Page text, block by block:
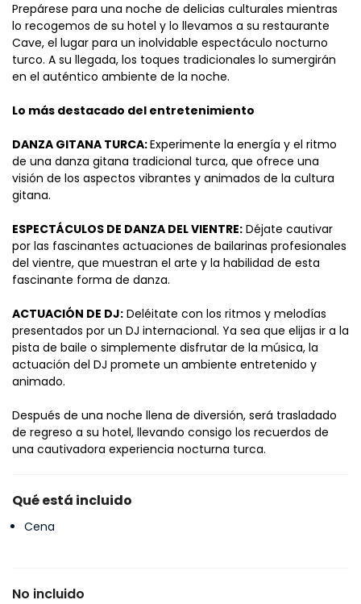
Prepárese para una noche de delicias culturales mientras
lo recogemos de su hotel y lo llevamos a su restaurante
Cave, el lugar para un inolvidable espectáculo nocturno
turco. A su llegada, los toques tradicionales lo sumergirán
en el auténtico ambiente de la noche.
Lo más destacado del entretenimiento
DANZA GITANA TURCA: Experimente la energía y el ritmo
de una danza gitana tradicional turca, que ofrece una
visión de los aspectos vibrantes y animados de la cultura
gitana.
ESPECTÁCULOS DE DANZA DEL VIENTRE: Déjate cautivar
por las fascinantes actuaciones de bailarinas profesionales
del vientre, que muestran el arte y la habilidad de esta
fascinante forma de danza.
ACTUACIÓN DE DJ: Deléitate con los ritmos y melodías
presentados por un DJ internacional. Ya sea que elijas ir a la
pista de baile o simplemente disfrutar de la música, la
actuación del DJ promete un ambiente entretenido y
animado.
Después de una noche llena de diversión, será trasladado
de regreso a su hotel, llevando consigo los recuerdos de
una cautivadora experiencia nocturna turca.
Qué está incluido
Cena
No incluido